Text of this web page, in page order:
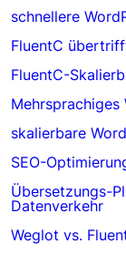
schnellere
FluentC
FluentC-
Mehrsprachiges
skalierbare
SEO-
Übersetzungs-
Datenverkehr
Weglot vs.